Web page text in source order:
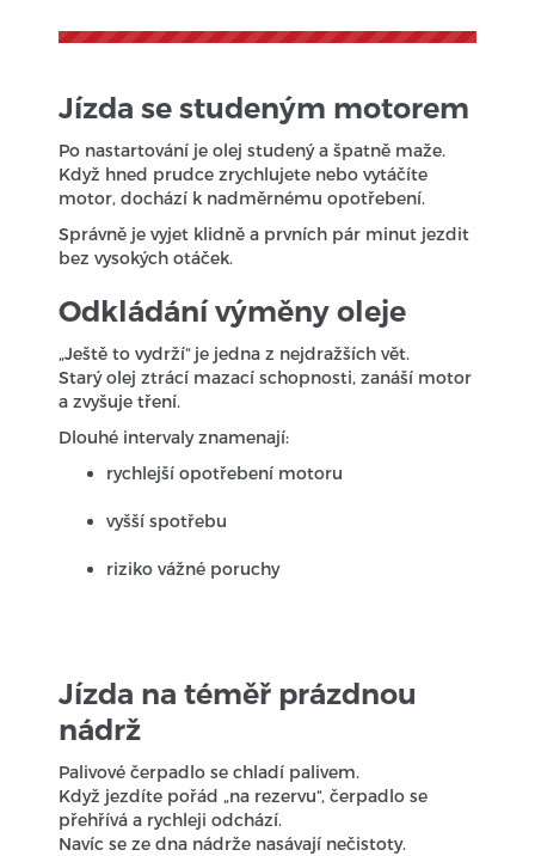
Jízda se studeným motorem
Po nastartování je olej studený a špatně maže.
Když hned prudce zrychlujete nebo vytáčíte
motor, dochází k nadměrnému opotřebení.
Správně je vyjet klidně a prvních pár minut jezdit
bez vysokých otáček.
Odkládání výměny oleje
„Ještě to vydrží“ je jedna z nejdražších vět.
Starý olej ztrácí mazací schopnosti, zanáší motor
a zvyšuje tření.
Dlouhé intervaly znamenají:
rychlejší opotřebení motoru
vyšší spotřebu
riziko vážné poruchy
Jízda na téměř prázdnou
nádrž
Palivové čerpadlo se chladí palivem.
Když jezdíte pořád „na rezervu“, čerpadlo se
přehřívá a rychleji odchází.
Navíc se ze dna nádrže nasávají nečistoty.